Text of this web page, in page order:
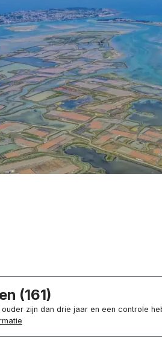
(161)
zijn dan drie jaar en een controle